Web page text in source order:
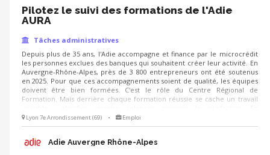
Pilotez le suivi des formations de l'Adie
AURA
Tâches administratives
Depuis plus de 35 ans, l'Adie accompagne et finance par le microcrédit
les personnes exclues des banques qui souhaitent créer leur activité. En
Auvergne-Rhône-Alpes, près de 3 800 entrepreneurs ont été soutenus
en 2025. Pour que ces accompagnements soient de qualité, les équipes
doivent être bien formées. C'est le rôle du Centre Régional de
Formation. Mais derrière chaque formation réussie se cache un travail
épaulant la responsable RH sur ce suivi, vous lui libérez du temps pour
l'essentiel et contribuez, à votre échelle, à l'impact de l'Adie. 👉
Lyon 7e Arrondissement (69) • Emploi
Adie Auvergne Rhône-Alpes